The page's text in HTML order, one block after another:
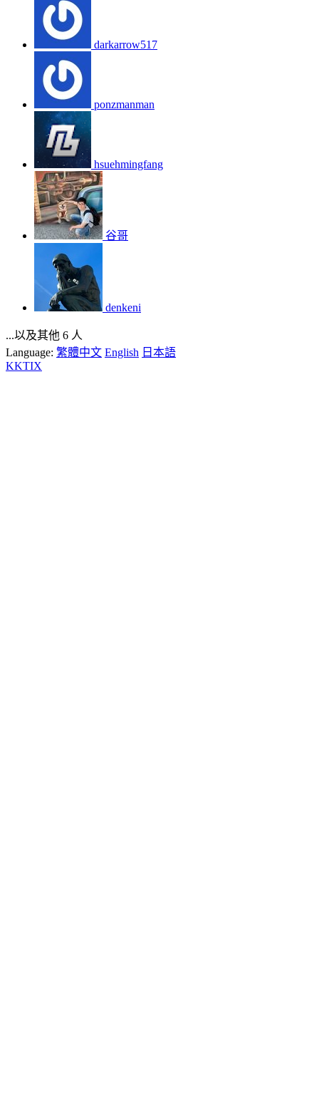
darkarrow517
ponzmanman
hsuehmingfang
谷哥
denkeni
...以及其他 6 人
Language: 繁體中文 English 日本語
KKTIX